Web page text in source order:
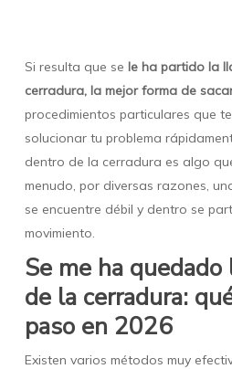
Si resulta que se le ha partido la
cerradura, la mejor forma de
procedimientos particulares que
solucionar tu problema
dentro de la cerradura es algo
menudo, por diversas razones,
se encuentre débil y dentro se
movimiento.
Se me ha
de la cerradura:
paso en 2026
Existen varios métodos muy